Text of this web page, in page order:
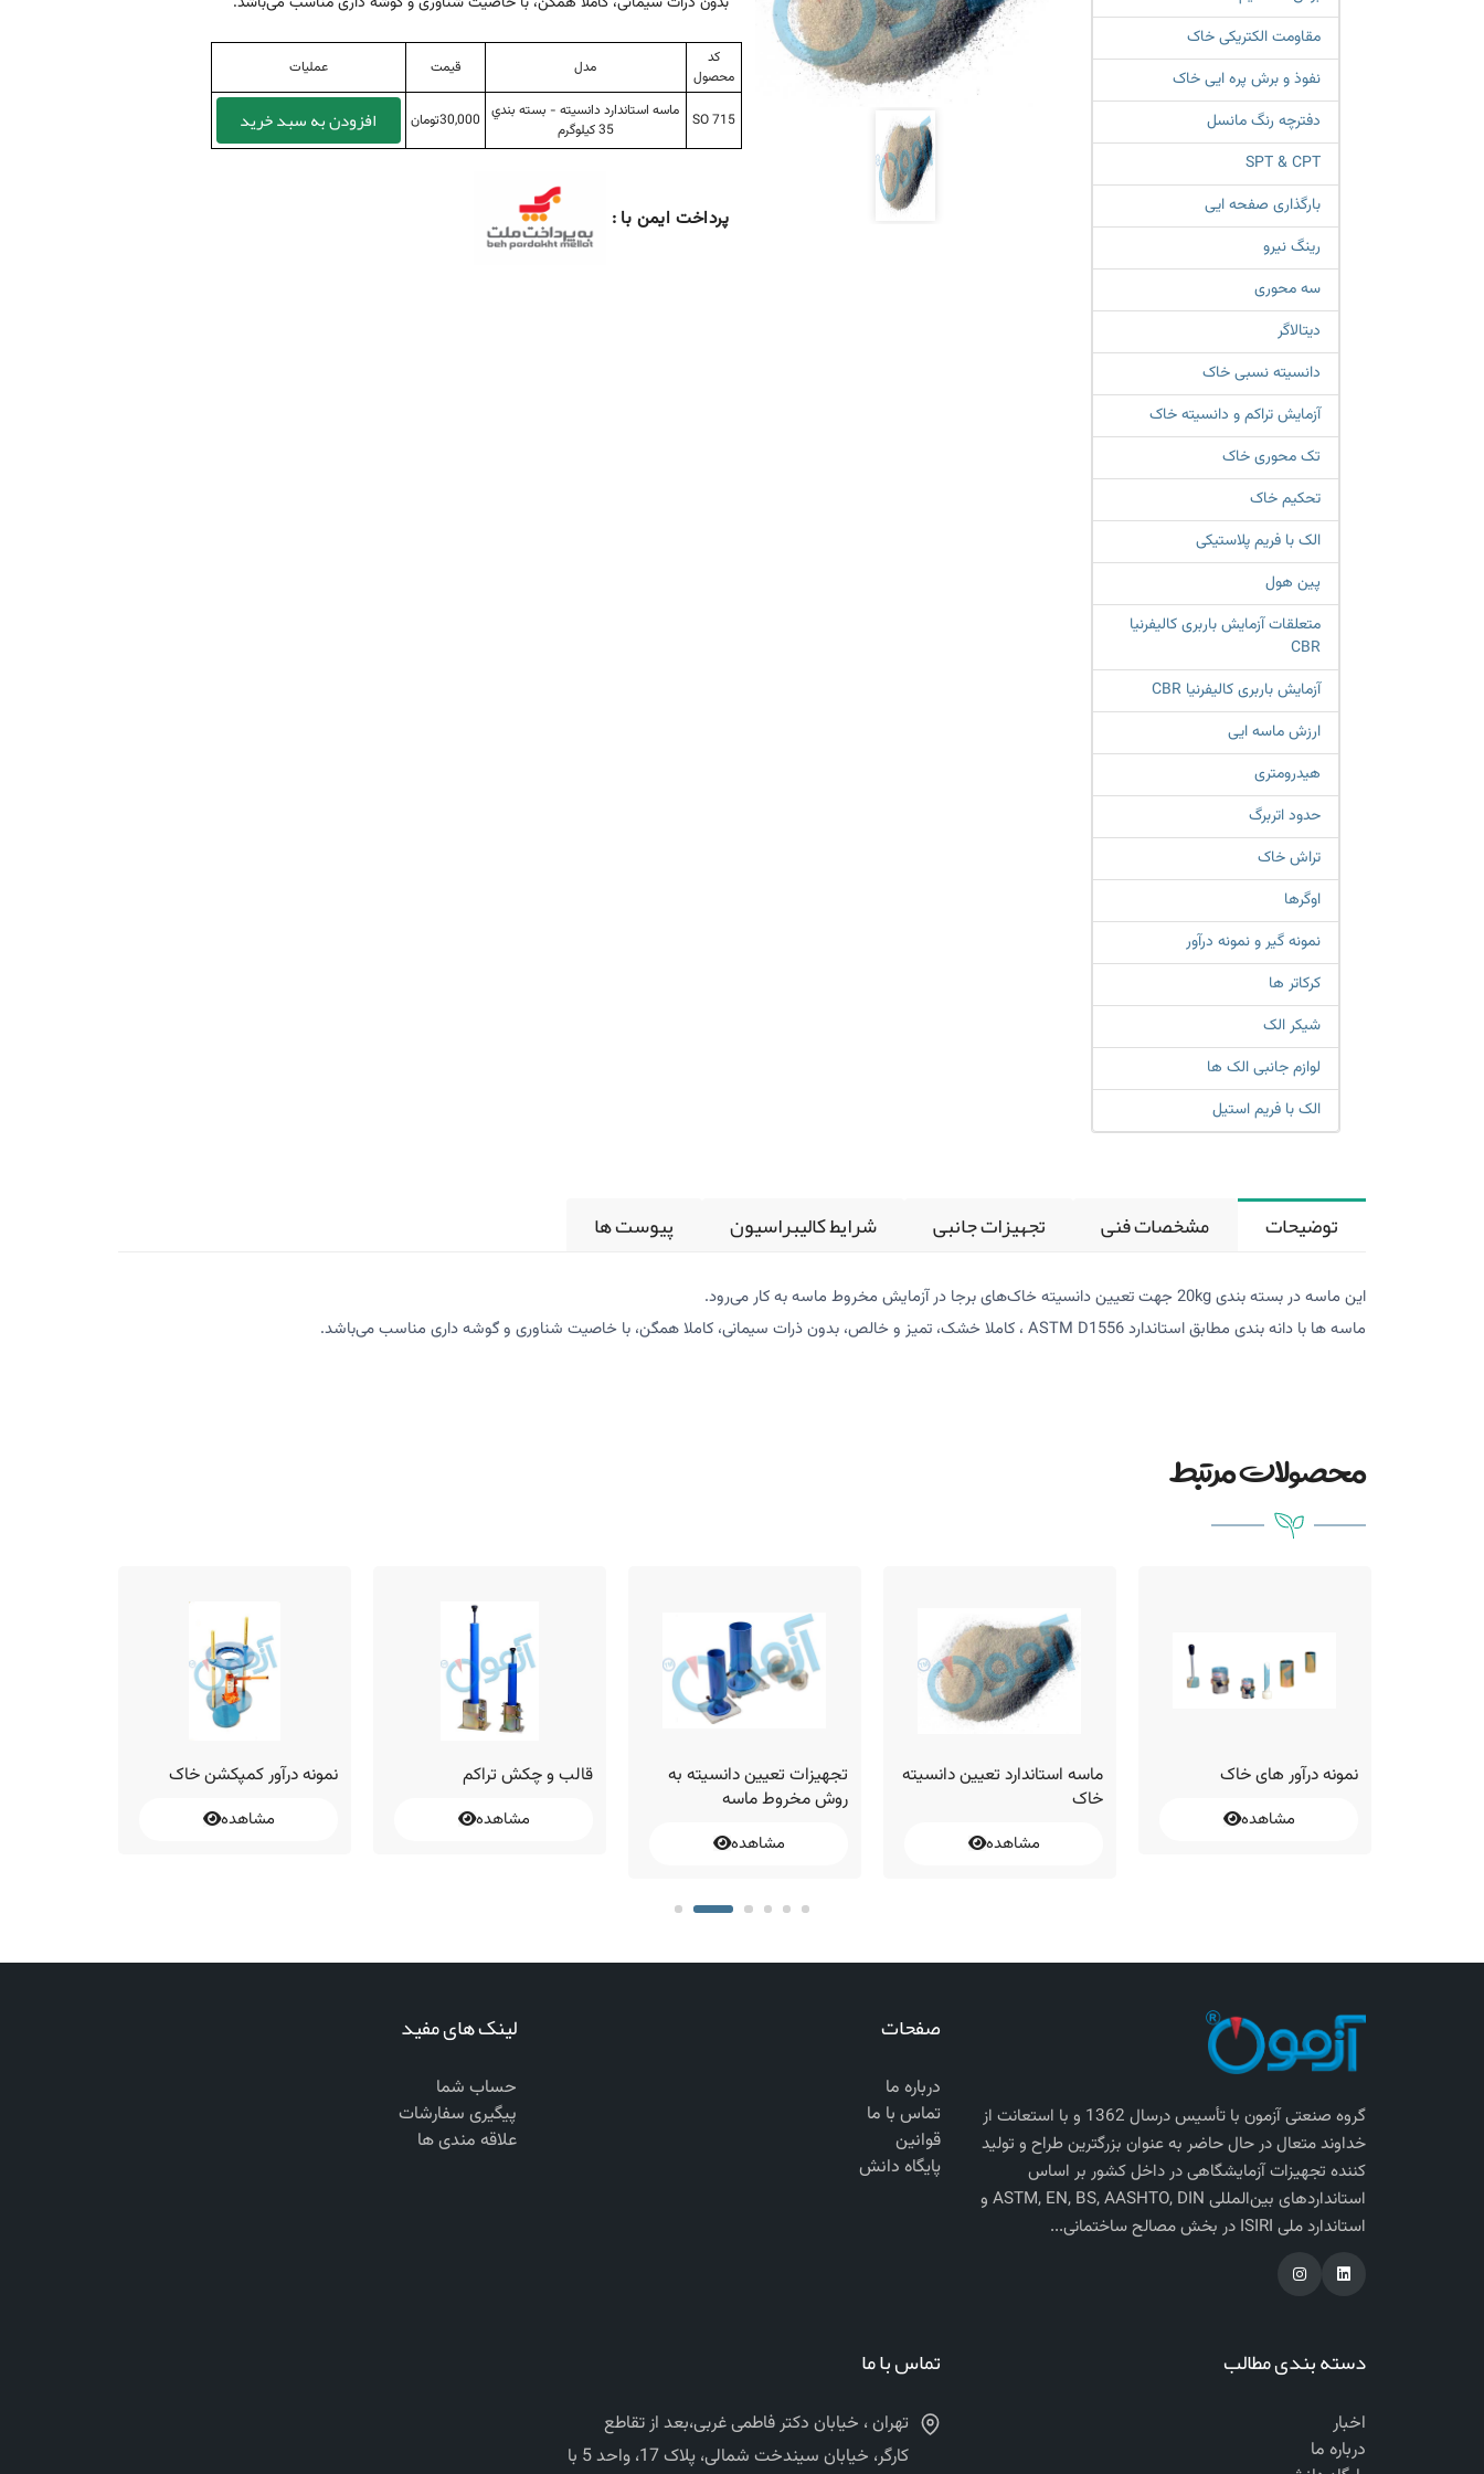
مقاومت الکتریکی خاک
نفوذ و برش پره ایی خاک
دفترچه رنگ مانسل
SPT & CPT
بارگذاری صفحه ایی
رینگ نیرو
سه محوری
دیتالاگر
دانسیته نسبی خاک
آزمایش تراکم و دانسیته خاک
تک محوری خاک
تحکیم خاک
الک با فریم پلاستیکی
پین هول
متعلقات آزمایش باربری کالیفرنیا
CBR
آزمایش باربری کالیفرنیا CBR
ارزش ماسه ایی
هیدرومتری
حدود اتربرگ
تراش خاک
اوگرها
نمونه گیر و نمونه درآور
کرکاتر ها
شیکر الک
لوازم جانبی الک ها
الک با فریم استیل
کد
محصول
مدل قیمت عملیات
SO 715
ماسه استاندارد دانسيته - بسته بندي
35 كيلوگرم
30,000تومان افزودن به سبد خرید
پرداخت ایمن با :
توضیحات مشخصات فنی تجهیزات جانبی شرایط کالیبراسیون پیوست ها
این ماسه در بسته بندی 20kg جهت تعیین دانسیته خاک‌های برجا در آزمایش مخروط ماسه به کار می‌رود.
ماسه ها با دانه بندی مطابق استاندارد ASTM D1556 ، کاملا خشک، تمیز و خالص، بدون ذرات سیمانی، کاملا همگن، با خاصیت شناوری و گوشه داری مناسب می‌باشد.
محصولات مرتبط
نمونه درآور کمپکشن خاک
مشاهده
قالب و چکش تراکم
مشاهده
تجهیزات تعیین دانسیته به
روش مخروط ماسه
مشاهده
ماسه استاندارد تعیین دانسیته
خاک
مشاهده
نمونه درآور های خاک
مشاهده
گروه صنعتی آزمون با تأسیس درسال 1362 و با استعانت از
خداوند متعال در حال حاضر به عنوان بزرگترین طراح و تولید
کننده تجهیزات آزمایشگاهی در داخل کشور بر اساس
استاندارد‌های بین‌المللی ASTM, EN, BS, AASHTO, DIN و
استاندارد ملی ISIRI در بخش مصالح ساختمانی...
صفحات
درباره ما
تماس با ما
قوانین
پایگاه دانش
لینک های مفید
حساب شما
پیگیری سفارشات
علاقه مندی ها
دسته بندی مطالب
اخبار
درباره ما
تماس با ما
تهران ، خیابان دکتر فاطمی غربی،بعد از تقاطع
کارگر، خیابان سیندخت شمالی، پلاک 17، واحد 5 با